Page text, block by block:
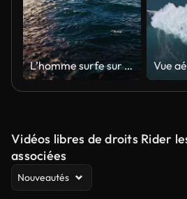
L’homme surfe sur la vague et fait un trick de la main cinq en marchant vers le nez de la planche.
Vidéos libres de droits Rider
associées
Nouveautés